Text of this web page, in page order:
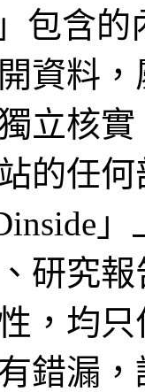
包含
資料
立核
的任
研究
，均
錯漏